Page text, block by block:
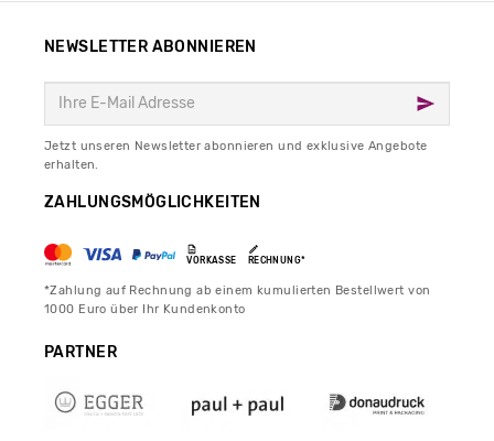
NEWSLETTER ABONNIEREN
Jetzt unseren Newsletter abonnieren und exklusive Angebote
erhalten.
ZAHLUNGSMÖGLICHKEITEN
VORKASSE RECHNUNG*
*Zahlung auf Rechnung ab einem kumulierten Bestellwert von
1000 Euro über Ihr Kundenkonto
PARTNER